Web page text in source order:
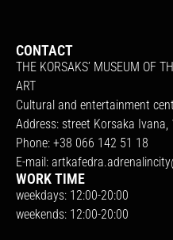
CONTACT
THE KORSAKS’ MUSEUM OF
ART
Cultural and entertainment
Address: street Korsaka
Phone: +38 066 142 51 18
E-mail:
WORK TIME
weekdays: 12:00-20:00
weekends: 12:00-20:00